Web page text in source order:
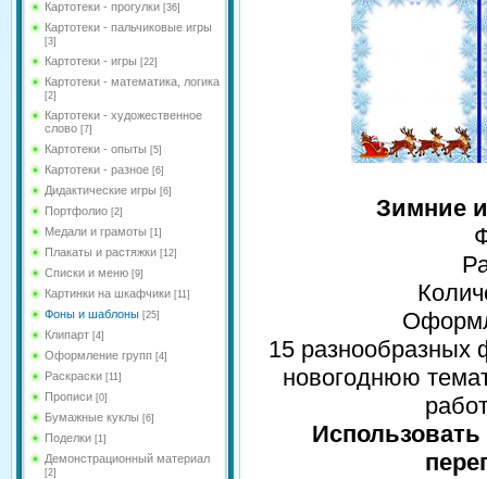
Картотеки - прогулки [36]
Картотеки - пальчиковые игры
[3]
Картотеки - игры [22]
Картотеки - математика, логика
[2]
Картотеки - художественное
слово [7]
Картотеки - опыты [5]
Картотеки - разное [6]
Дидактические игры [6]
Портфолио [2]
Медали и грамоты [1]
Плакаты и растяжки [12]
Списки и меню [9]
Картинки на шкафчики [11]
Фоны и шаблоны [25]
Клипарт [4]
Оформление групп [4]
Раскраски [11]
Прописи [0]
Бумажные куклы [6]
Поделки [1]
Демонстрационный материал
[2]
Зимние
15
новогоднюю